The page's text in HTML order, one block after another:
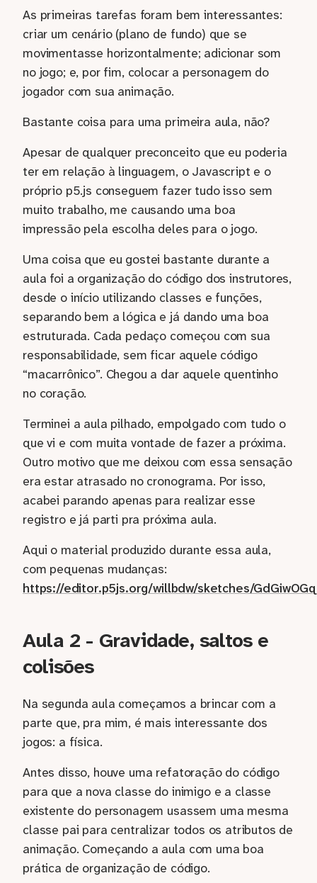
As primeiras tarefas foram bem interessantes:
criar um cenário (plano de fundo) que se
movimentasse horizontalmente; adicionar som
no jogo; e, por fim, colocar a personagem do
jogador com sua animação.
Bastante coisa para uma primeira aula, não?
Apesar de qualquer preconceito que eu poderia
ter em relação à linguagem, o Javascript e o
próprio p5.js conseguem fazer tudo isso sem
muito trabalho, me causando uma boa
impressão pela escolha deles para o jogo.
Uma coisa que eu gostei bastante durante a
aula foi a organização do código dos instrutores,
desde o início utilizando classes e funções,
separando bem a lógica e já dando uma boa
estruturada. Cada pedaço começou com sua
responsabilidade, sem ficar aquele código
“macarrônico”. Chegou a dar aquele quentinho
no coração.
Terminei a aula pilhado, empolgado com tudo o
que vi e com muita vontade de fazer a próxima.
Outro motivo que me deixou com essa sensação
era estar atrasado no cronograma. Por isso,
acabei parando apenas para realizar esse
registro e já parti pra próxima aula.
Aqui o material produzido durante essa aula,
com pequenas mudanças:
https://editor.p5js.org/willbdw/sketches/
Aula 2 - Gravidade, saltos e
colisões
Na segunda aula começamos a brincar com a
parte que, pra mim, é mais interessante dos
jogos: a física.
Antes disso, houve uma refatoração do código
para que a nova classe do inimigo e a classe
existente do personagem usassem uma mesma
classe pai para centralizar todos os atributos de
animação. Começando a aula com uma boa
prática de organização de código.